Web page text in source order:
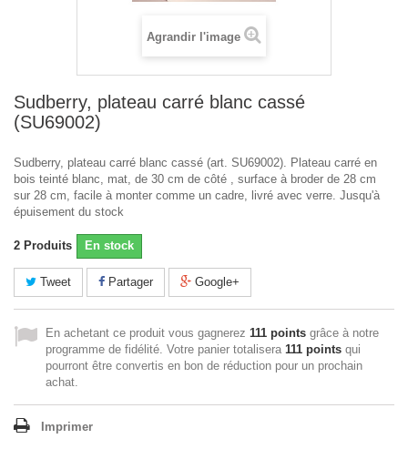
Agrandir l'image
Sudberry, plateau carré blanc cassé
(SU69002)
Sudberry, plateau carré blanc cassé (art. SU69002). Plateau carré en
bois teinté blanc, mat, de 30 cm de côté , surface à broder de 28 cm
sur 28 cm, facile à monter comme un cadre, livré avec verre. Jusqu'à
épuisement du stock
2 Produits En stock
Tweet Partager Google+
En achetant ce produit vous gagnerez 111 points grâce à notre
programme de fidélité. Votre panier totalisera 111 points qui
pourront être convertis en bon de réduction pour un prochain
achat.
Imprimer